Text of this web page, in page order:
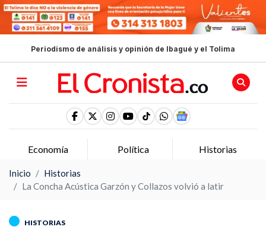
Periodismo de análisis y opinión de Ibagué y el Tolima
Economía Política Historias
Inicio
Historias
La Concha Acústica Garzón y Collazos volvió a latir
HISTORIAS